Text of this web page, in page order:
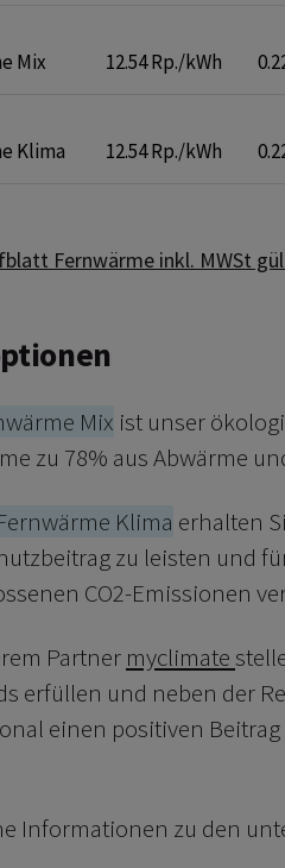
Mix 12.54 Rp./kWh
Klima 12.54 Rp./kWh
Tarifblatt Fernwärme inkl.
Fernwärme inkl. MWSt
Mix ist unser
zu 78% aus Abwärme
Klima erhalten
zu leisten und
CO2-Emissionen
Partner myclimate
erfüllen und neben der
einen positiven
Informationen zu den